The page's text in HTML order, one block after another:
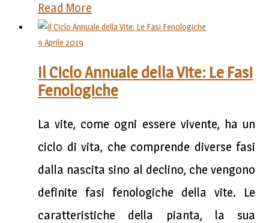
Read More
9 Aprile 2019
Il Ciclo Annuale della Vite: Le Fasi
Fenologiche
La vite, come ogni essere vivente, ha un
ciclo di vita, che comprende diverse fasi
dalla nascita sino al declino, che vengono
definite fasi fenologiche della vite. Le
caratteristiche della pianta, la sua